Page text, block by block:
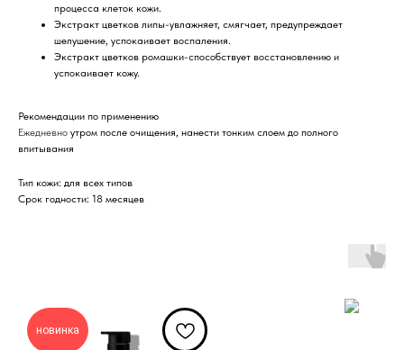
процесса клеток кожи.
Экстракт цветков липы-увлажняет, смягчает, предупреждает
шелушение, успокаивает воспаления.
Экстракт цветков ромашки-способствует восстановлению и
успокаивает кожу.
Рекомендации по применению
Ежедневно утром после очищения, нанести тонким слоем до полного
впитывания
Тип кожи: для всех типов
Срок годности: 18 месяцев
новинка